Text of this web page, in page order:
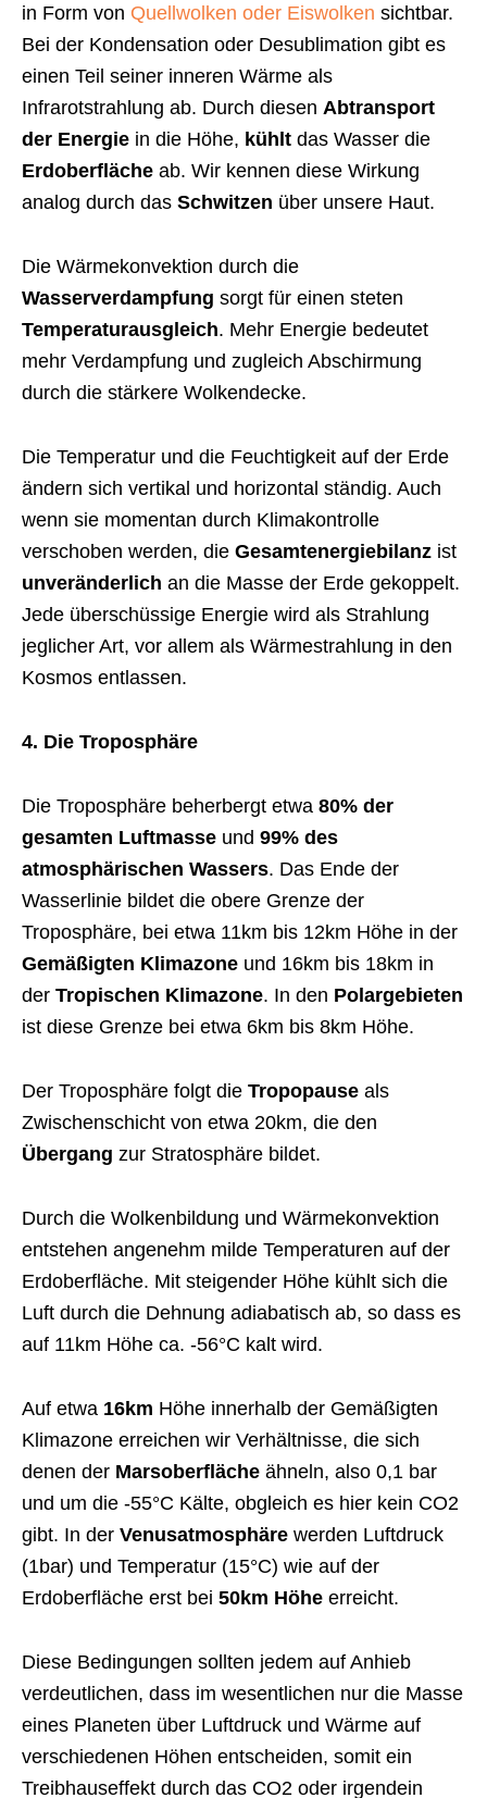
in Form von Quellwolken oder Eiswolken sichtbar.
Bei der Kondensation oder Desublimation gibt es
einen Teil seiner inneren Wärme als
Infrarotstrahlung ab. Durch diesen Abtransport
der Energie in die Höhe, kühlt das Wasser die
Erdoberfläche ab. Wir kennen diese Wirkung
analog durch das Schwitzen über unsere Haut.
Die Wärmekonvektion durch die
Wasserverdampfung sorgt für einen steten
Temperaturausgleich. Mehr Energie bedeutet
mehr Verdampfung und zugleich Abschirmung
durch die stärkere Wolkendecke.
Die Temperatur und die Feuchtigkeit auf der Erde
ändern sich vertikal und horizontal ständig. Auch
wenn sie momentan durch Klimakontrolle
verschoben werden, die Gesamtenergiebilanz ist
unveränderlich an die Masse der Erde gekoppelt.
Jede überschüssige Energie wird als Strahlung
jeglicher Art, vor allem als Wärmestrahlung in den
Kosmos entlassen.
4. Die Troposphäre
Die Troposphäre beherbergt etwa 80% der
gesamten Luftmasse und 99% des
atmosphärischen Wassers. Das Ende der
Wasserlinie bildet die obere Grenze der
Troposphäre, bei etwa 11km bis 12km Höhe in der
Gemäßigten Klimazone und 16km bis 18km in
der Tropischen Klimazone. In den Polargebieten
ist diese Grenze bei etwa 6km bis 8km Höhe.
Der Troposphäre folgt die Tropopause als
Zwischenschicht von etwa 20km, die den
Übergang zur Stratosphäre bildet.
Durch die Wolkenbildung und Wärmekonvektion
entstehen angenehm milde Temperaturen auf der
Erdoberfläche. Mit steigender Höhe kühlt sich die
Luft durch die Dehnung adiabatisch ab, so dass es
auf 11km Höhe ca. -56°C kalt wird.
Auf etwa 16km Höhe innerhalb der Gemäßigten
Klimazone erreichen wir Verhältnisse, die sich
denen der Marsoberfläche ähneln, also 0,1 bar
und um die -55°C Kälte, obgleich es hier kein CO2
gibt. In der Venusatmosphäre werden Luftdruck
(1bar) und Temperatur (15°C) wie auf der
Erdoberfläche erst bei 50km Höhe erreicht.
Diese Bedingungen sollten jedem auf Anhieb
verdeutlichen, dass im wesentlichen nur die Masse
eines Planeten über Luftdruck und Wärme auf
verschiedenen Höhen entscheiden, somit ein
Treibhauseffekt durch das CO2 oder irgendein